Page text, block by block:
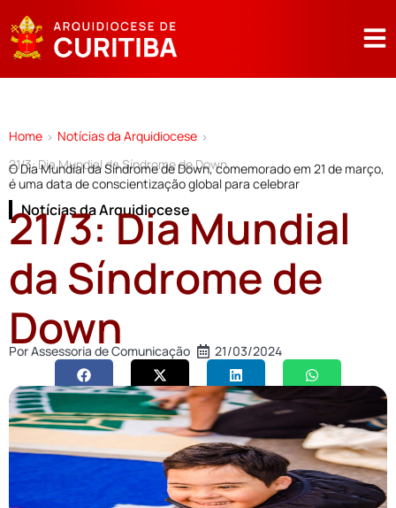
Home > Notícias da Arquidiocese >
21/3: Dia Mundial da Síndrome de Down
O Dia Mundial da Síndrome de Down, comemorado em 21 de março,
é uma data de conscientização global para celebrar
Notícias da Arquidiocese
21/3: Dia Mundial
da Síndrome de
Down
PorAssessoria de Comunicação 21/03/2024